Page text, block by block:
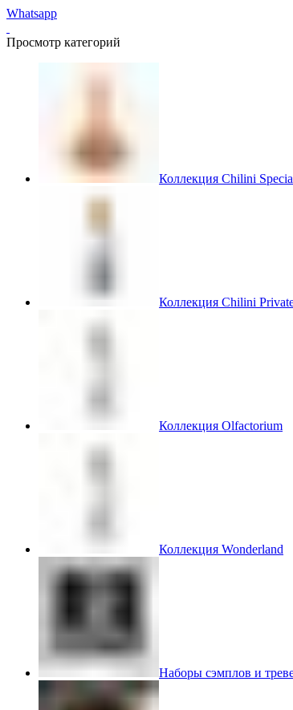
Whatsapp
Просмотр категорий
Коллекция Chilini
Коллекция Chilini
Коллекция Olfactorium
Коллекция Wonderland
Наборы сэмплов и